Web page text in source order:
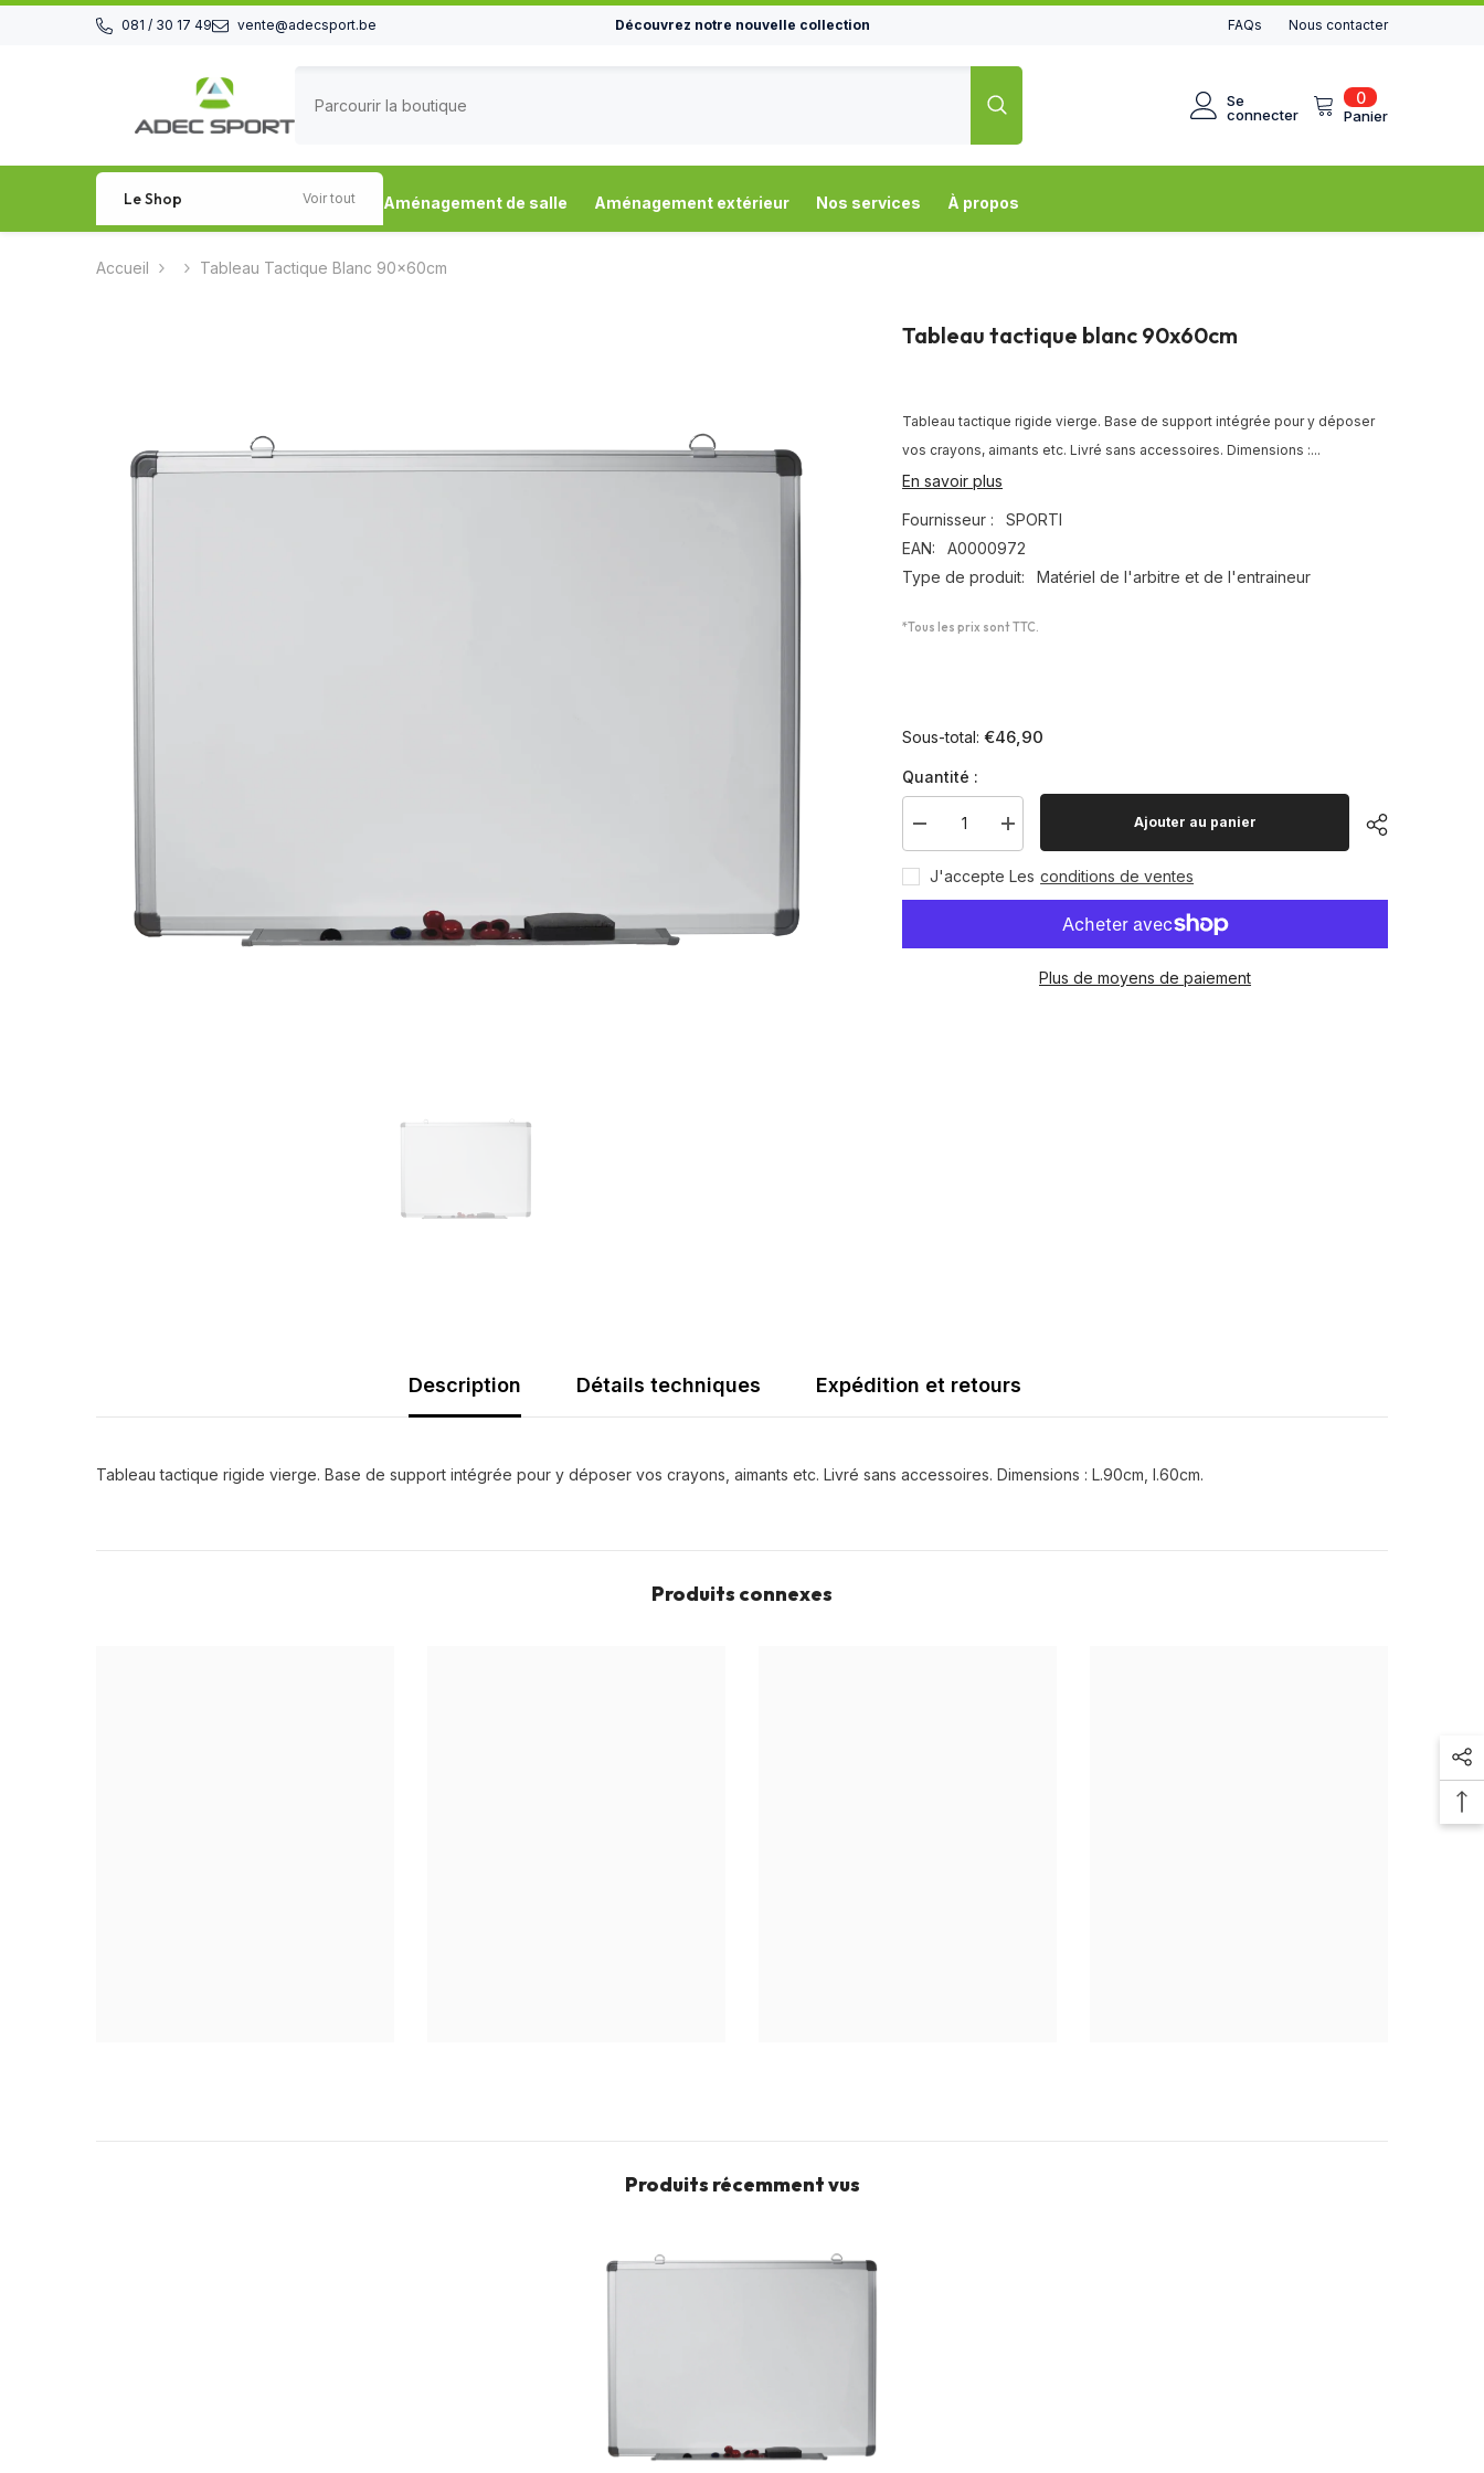
081 / 30 17 49
vente@adecsport.be Découvrez notre nouvelle collection FAQs Nous contacter
00
article
Panier
Se
connecter
Le Shop Voir tout Aménagement de salle Aménagement extérieur Nos services À propos
Accueil Tableau Tactique Blanc 90x60cm
Tableau tactique blanc 90x60cm
Tableau tactique rigide vierge. Base de support intégrée pour y déposer
vos crayons, aimants etc. Livré sans accessoires. Dimensions :...
En savoir plus
Fournisseur :
SPORTI
EAN:
A0000972
Type de produit:
Matériel de l'arbitre et de l'entraineur
*Tous les prix sont TTC.
Sous-total:€46,90
Quantité :
Diminuer
la
quantité
pour
Tableau
Augmenter
la
quantité
pour
Tableau
Ajouter au panier
J'accepte Les conditions de ventes
Plus de moyens de paiement
Description Détails techniques Expédition et retours
Tableau tactique rigide vierge. Base de support intégrée pour y déposer vos crayons, aimants etc. Livré sans accessoires. Dimensions : L.90cm, l.60cm.
Produits connexes
Produits récemment vus